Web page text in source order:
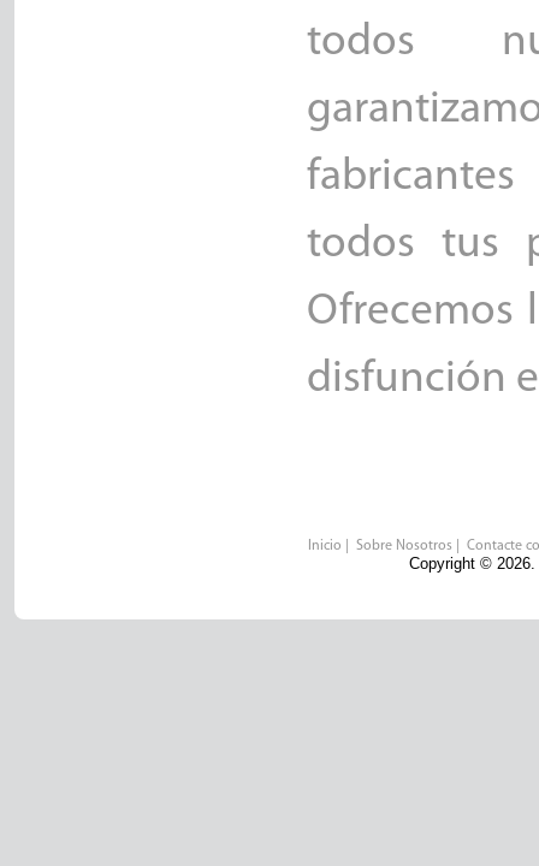
todos
todos tus
Ofrecemos
disfunción
Inicio Sobre Nosotros Contacte
Copyright © 2026.